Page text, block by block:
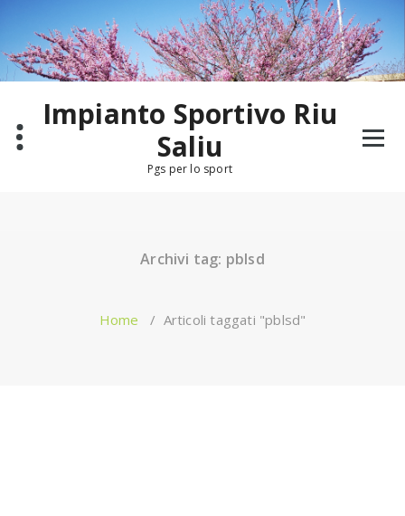
contenuto
Impianto Sportivo Riu
Saliu
Pgs per lo sport
Archivi tag: pblsd
Home / Articoli taggati "pblsd"